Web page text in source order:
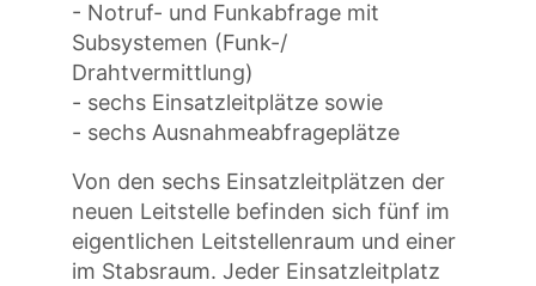
- Notruf- und Funkabfrage mit
Subsystemen (Funk-/
Drahtvermittlung)
- sechs Einsatzleitplätze sowie
- sechs Ausnahmeabfrageplätze
Von den sechs Einsatzleitplätzen der
neuen Leitstelle befinden sich fünf im
eigentlichen Leitstellenraum und einer
im Stabsraum. Jeder Einsatzleitplatz